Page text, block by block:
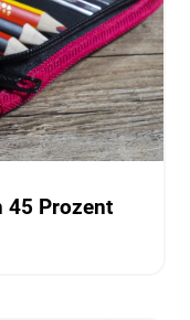
45 Prozent